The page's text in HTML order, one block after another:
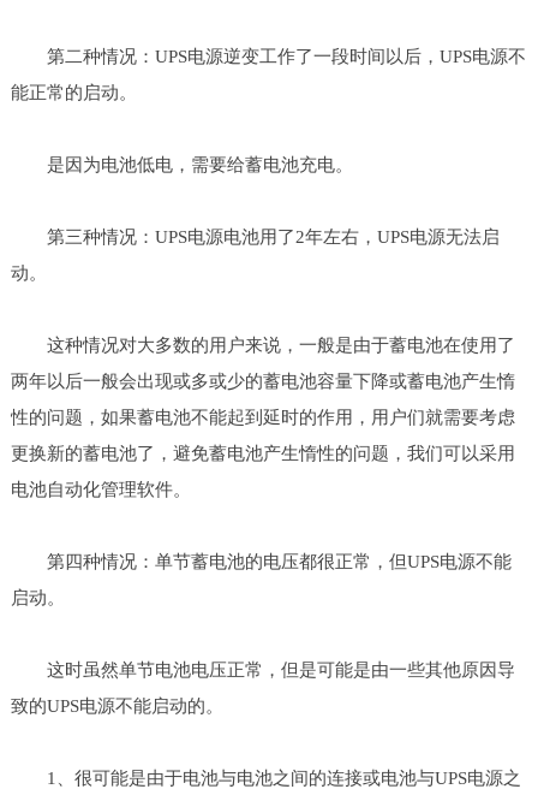
第二种情况：UPS电源逆变工作了一段时间以后，UPS电源不
能正常的启动。
是因为电池低电，需要给蓄电池充电。
第三种情况：UPS电源电池用了2年左右，UPS电源无法启
动。
这种情况对大多数的用户来说，一般是由于蓄电池在使用了
两年以后一般会出现或多或少的蓄电池容量下降或蓄电池产生惰
性的问题，如果蓄电池不能起到延时的作用，用户们就需要考虑
更换新的蓄电池了，避免蓄电池产生惰性的问题，我们可以采用
电池自动化管理软件。
第四种情况：单节蓄电池的电压都很正常，但UPS电源不能
启动。
这时虽然单节电池电压正常，但是可能是由一些其他原因导
致的UPS电源不能启动的。
1、很可能是由于电池与电池之间的连接或电池与UPS电源之